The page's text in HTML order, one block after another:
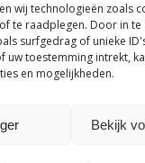
wij technologieën zoals
te raadplegen. Door in te
surfgedrag of unieke
uw toestemming intrekt,
en mogelijkheden.
Bekijk
dan